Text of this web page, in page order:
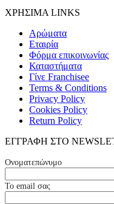
ΧΡΗΣΙΜΑ LINKS
Αρώματα
Εταιρία
Φόρμα επικοινωνίας
Καταστήματα
Γίνε Franchisee
Terms & Conditions
Privacy Policy
Cookies Policy
Return Policy
ΕΓΓΡΑΦΗ ΣΤΟ
Ονοματεπώνυμο
Το email σας